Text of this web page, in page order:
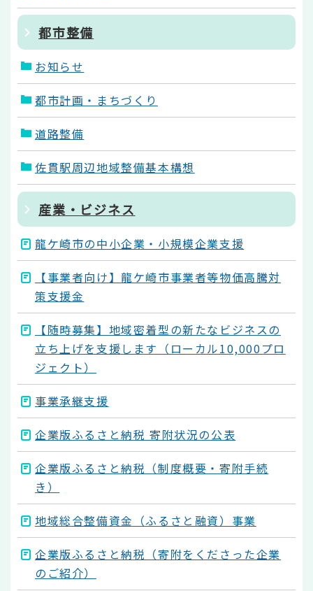
都市整備
お知らせ
都市計画・まちづくり
道路整備
佐貫駅周辺地域整備基本構想
産業・ビジネス
龍ケ崎市の中小企業・小規模企業支援
【事業者向け】龍ケ崎市事業者等物価高騰対
策支援金
【随時募集】地域密着型の新たなビジネスの
立ち上げを支援します（ローカル10,000プロ
ジェクト）
事業承継支援
企業版ふるさと納税 寄附状況の公表
企業版ふるさと納税（制度概要・寄附手続
き）
地域総合整備資金（ふるさと融資）事業
企業版ふるさと納税（寄附をくださった企業
のご紹介）